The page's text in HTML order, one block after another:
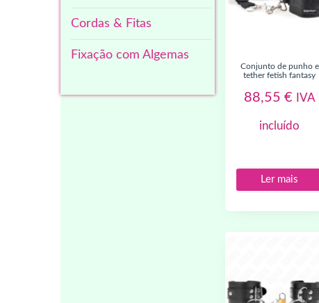
conjunto de punho e
tether fetish fantasy
88,55 € IVA
incluído
Ler mais
Cordas & Fitas
Fixação com Algemas